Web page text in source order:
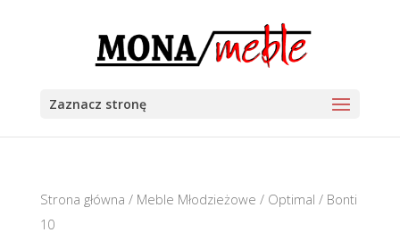
Zaznacz stronę
Strona główna / Meble Młodzieżowe / Optimal / Bonti
10